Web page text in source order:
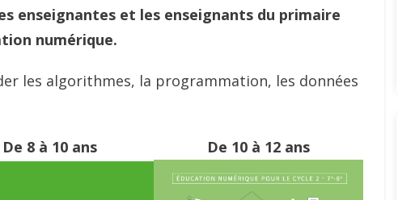
enseignantes et les enseignants du primaire
numérique.
les algorithmes, la programmation, les données
De 8 à 10 ans De 10 à 12 ans